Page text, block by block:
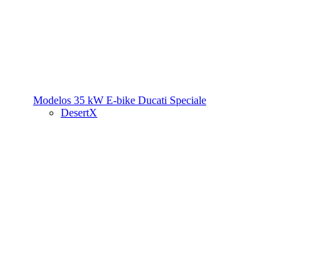
Modelos 35 kW E-bike Ducati Speciale
DesertX